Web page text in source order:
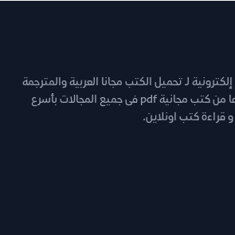
لـ تحميل الكتب مجانا العربية والمترجمة
والروايات والقصص وغيرها من كتب مجانية pdf فى جميع المجالات بأسرع
قراءة كتب اونلاين.